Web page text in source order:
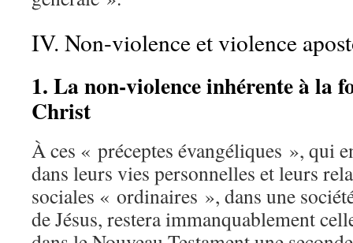
IV. Non-violence et violence
1. La non-violence inhérente à la
Christ
À ces « préceptes évangéliques », qui
dans leurs vies personnelles et leurs
sociales « ordinaires », dans une
de Jésus, restera immanquablement